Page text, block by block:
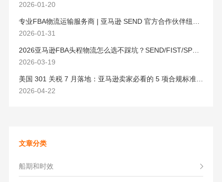
2026-01-20
2026-01-31
2026亚马逊FBA头程物流怎么选不踩坑？SEND/FIST/SPN官方认证物流商，只有这家敢承诺“准达率第一”
2026-03-19
美国 301 关税 7 月落地：亚马逊卖家必看的 5 项合规标准与稳交付方案
2026-04-22
文章分类
船期和时效